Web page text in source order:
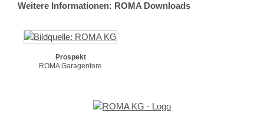
Weitere Informationen: ROMA Downloads
Prospekt
ROMA Garagentore